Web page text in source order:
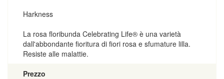
Harkness
La rosa floribunda Celebrating Life® è una varietà
dall'abbondante fioritura di fiori rosa e sfumature lilla.
Resiste alle malattie.
Prezzo